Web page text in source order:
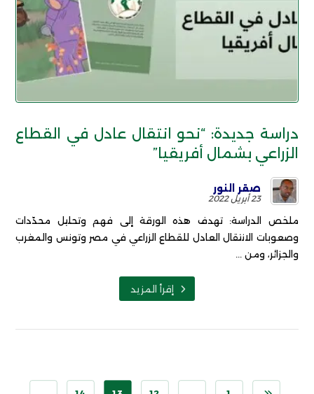
دراسة جديدة: “نحو انتقال عادل في القطاع
الزراعي بشمال أفريقيا”
صقر النور
23 أبريل 2022
ملخص الدراسة: تهدف هذه الورقة إلى فهم وتحليل محدّدات
وصعوبات الانتقال العادل للقطاع الزراعي في مصر وتونس والمغرب
والجزائر، ومن ...
إقرأ المزيد